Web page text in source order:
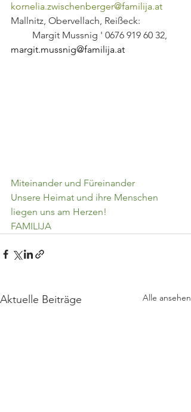
kornelia.zwischenberger@familija.at
Mallnitz, Obervellach, Reißeck:
Margit Mussnig ' 0676 919 60 32,
margit.mussnig@familija.at
Miteinander und Füreinander
Unsere Heimat und ihre Menschen
liegen uns am Herzen!
FAMILIJA
Aktuelle Beiträge Alle ansehen